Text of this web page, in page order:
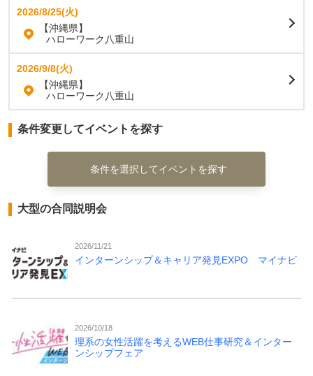
2026/8/25(火)
【沖縄県】
ハローワーク八重山
2026/9/8(火)
【沖縄県】
ハローワーク八重山
条件変更してイベントを探す
条件を選択してイベントを探す
大型の合同説明会
2026/11/21
インターンシップ＆キャリア発見EXPO マイナビ
2026/10/18
理系の女性活躍を考えるWEB仕事研究＆インター
ンシップフェア